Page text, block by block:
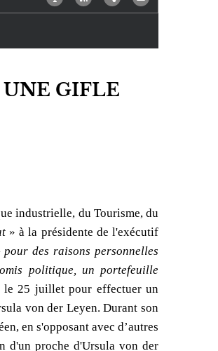
GIFLE
industrielle, du Tourisme, du
» à la présidente de l'exécutif
des raisons personnelles
politique, un portefeuille
le 25 juillet pour effectuer un
von der Leyen. Durant son
en s'opposant avec d’autres
d'un proche d'Ursula von der